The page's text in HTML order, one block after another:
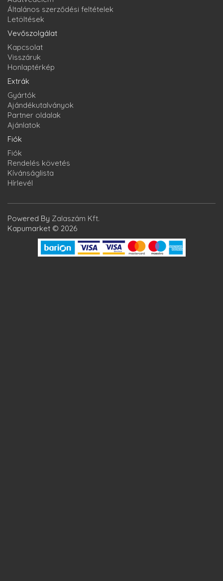
Általános szerződési feltételek
Letöltések
Vevőszolgálat
Kapcsolat
Visszáruk
Honlaptérkép
Extrák
Gyártók
Ajándékutalványok
Partner oldalak
Ajánlatok
Fiók
Fiók
Rendelés követés
Kívánságlista
Hírlevél
Powered By Zalaszám Kft.
Kapumarket © 2026